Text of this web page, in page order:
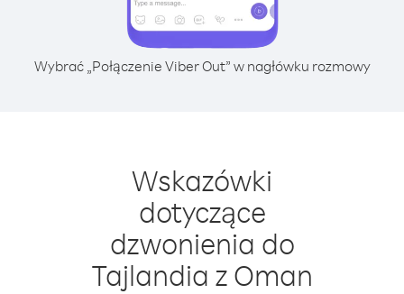
Wybrać „Połączenie Viber Out” w nagłówku rozmowy
Wskazówki
dotyczące
dzwonienia do
Tajlandia z Oman